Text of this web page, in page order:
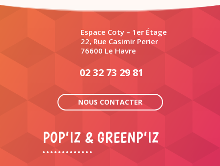
Espace Coty – 1er Étage
22, Rue Casimir Perier
76600 Le Havre
02 32 73 29 81
NOUS CONTACTER
POP’IZ & GREENP’IZ